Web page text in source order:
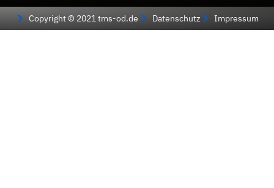
Copyright © 2021 tms-od.de Datenschutz Impressum